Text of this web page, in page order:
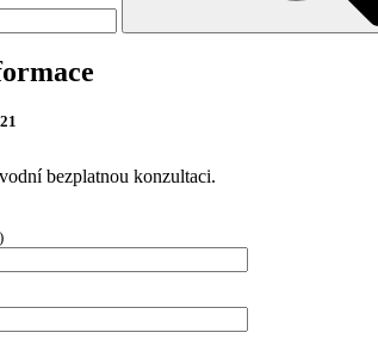
bezplatnou konzultaci.